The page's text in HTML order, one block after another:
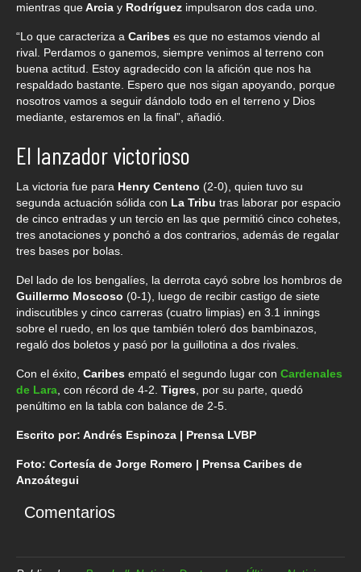
mientras queArcia y Rodríguez impulsaron dos cada uno.
“Lo que caracteriza a Caribes es que no estamos viendo al
rival. Perdamos o ganemos, siempre venimos al terreno con
buena actitud. Estoy agradecido con la afición que nos ha
respaldado bastante. Espero que nos sigan apoyando, porque
nosotros vamos a seguir dándolo todo en el terreno y Dios
mediante, estaremos en la final”, añadió.
El lanzador victorioso
La victoria fue para Henry Centeno (2-0), quien tuvo su
segunda actuación sólida con La Tribu tras laborar por espacio
de cinco entradas y un tercio en las que permitió cinco cohetes,
tres anotaciones y ponchó a dos contrarios, además de regalar
tres bases por bolas.
Del lado de los bengalíes, la derrota cayó sobre los hombros de
Guillermo Moscoso (0-1), luego de recibir castigo de siete
indiscutibles y cinco carreras (cuatro limpias) en 3.1 innings
sobre el ruedo, en los que también toleró dos bambinazos,
regaló dos boletos y pasó por la guillotina a dos rivales.
Con el éxito, Caribes empató el segundo lugar con Cardenales
de Lara , con récord de 4-2. Tigres , por su parte, quedó
penúltimo en la tabla con balance de 2-5.
Escrito por: Andrés Espinoza | Prensa LVBP
Foto: Cortesía de Jorge Romero | Prensa Caribes de
Anzoátegui
Comentarios